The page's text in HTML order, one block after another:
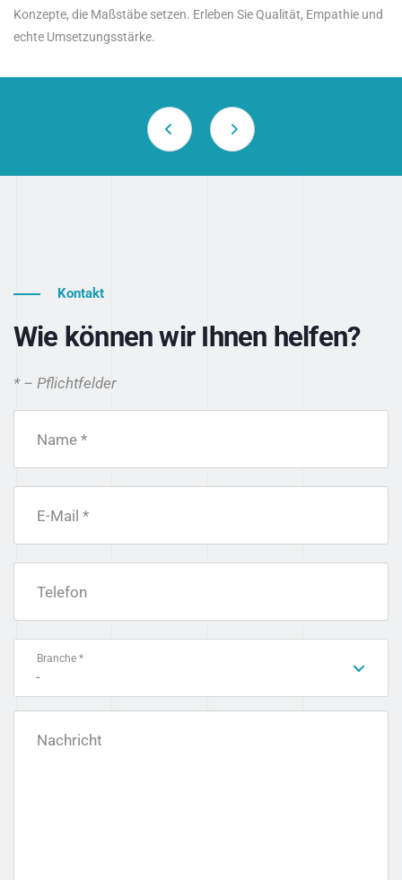
Konzepte, die Maßstäbe setzen. Erleben Sie Qualität, Empathie und
echte Umsetzungsstärke.
Kontakt
Wie können wir Ihnen helfen?
* – Pflichtfelder
Name *
E-Mail *
Telefon
Branche *
-
Nachricht